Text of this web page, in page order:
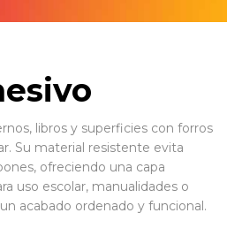
libros y superficies con forros
Su material resistente evita
ofreciendo una capa
uso escolar, manualidades o
acabado ordenado y funcional.